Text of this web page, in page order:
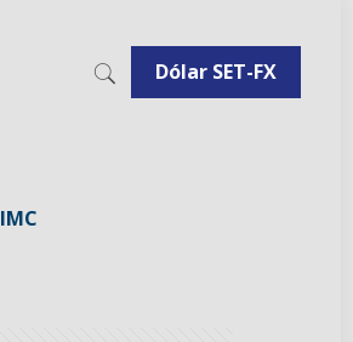
IMC
Dólar SET-FX